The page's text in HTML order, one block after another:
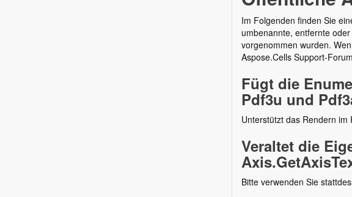
Im Folgenden finden Sie
umbenannte, entfernte
vorgenommen wurden.
Aspose.Cells Support-
Fügt die
Pdf3u und
Unterstützt das Rendern
Veraltet die
Bitte verwenden Sie